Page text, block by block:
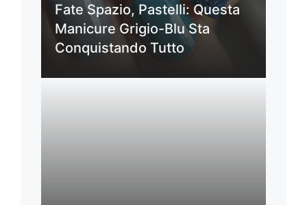
Fate Spazio, Pastelli: Questa
Manicure Grigio-Blu Sta
Conquistando Tutto